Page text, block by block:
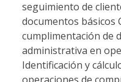
seguimiento de
documentos básicos
cumplimentación de
administrativa en
Identificación y